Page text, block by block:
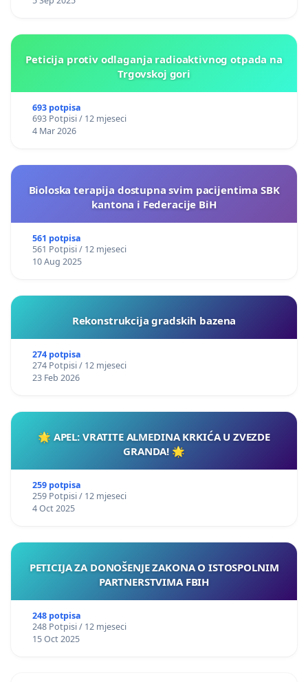
Peticija protiv odlaganja radioaktivnog otpada na
Trgovskoj gori
693 potpisa
693 Potpisi / 12 mjeseci
4 Mar 2026
Bioloska terapija dostupna svim pacijentima SBK
kantona i Federacije BiH
561 potpisa
561 Potpisi / 12 mjeseci
10 Aug 2025
Rekonstrukcija gradskih bazena
274 potpisa
274 Potpisi / 12 mjeseci
23 Feb 2026
🌟 APEL: VRATITE ALMEDINA KRKIĆA U ZVEZDE
GRANDA! 🌟
259 potpisa
259 Potpisi / 12 mjeseci
4 Oct 2025
PETICIJA ZA DONOŠENJE ZAKONA O ISTOSPOLNIM
PARTNERSTVIMA FBIH
248 potpisa
248 Potpisi / 12 mjeseci
15 Oct 2025